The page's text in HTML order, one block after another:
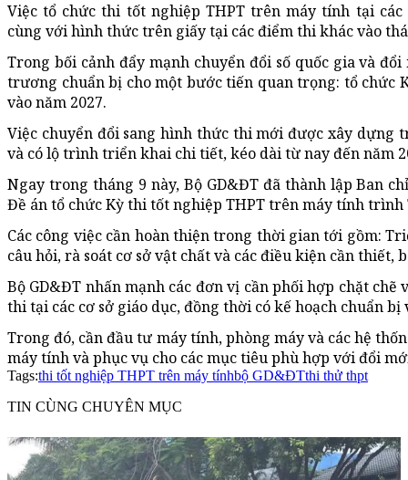
Việc tổ chức thi tốt nghiệp THPT trên máy tính tại
cùng với hình thức trên giấy tại các điểm thi khác vào
Trong bối cảnh đẩy mạnh chuyển đổi số quốc gia và
trương chuẩn bị cho một bước tiến quan trọng: tổ chức
vào năm 2027.
Việc chuyển đổi sang hình thức thi mới được xây dựng
và có lộ trình triển khai chi tiết, kéo dài từ nay đến năm
Ngay trong tháng 9 này, Bộ GD&ĐT đã thành lập Ban
Đề án tổ chức Kỳ thi tốt nghiệp THPT trên máy tính
Các công việc cần hoàn thiện trong thời gian tới gồm:
câu hỏi, rà soát cơ sở vật chất và các điều kiện cần
Bộ GD&ĐT nhấn mạnh các đơn vị cần phối hợp chặt
thi tại các cơ sở giáo dục, đồng thời có kế hoạch chuẩn bị
Trong đó, cần đầu tư máy tính, phòng máy và các hệ
máy tính và phục vụ cho các mục tiêu phù hợp với đổi
Tags:thi tốt nghiệp THPT trên máy tínhbộ GD&ĐTthi thử thpt
TIN CÙNG CHUYÊN MỤC